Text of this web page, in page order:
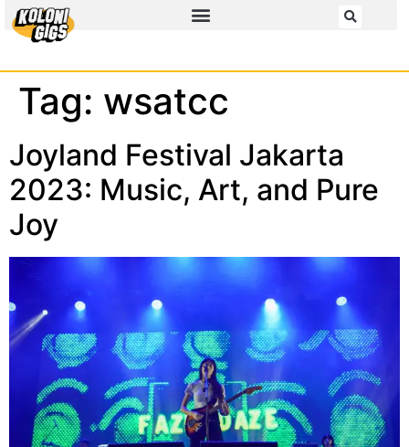
Tag: wsatcc
Joyland Festival Jakarta
2023: Music, Art, and Pure
Joy